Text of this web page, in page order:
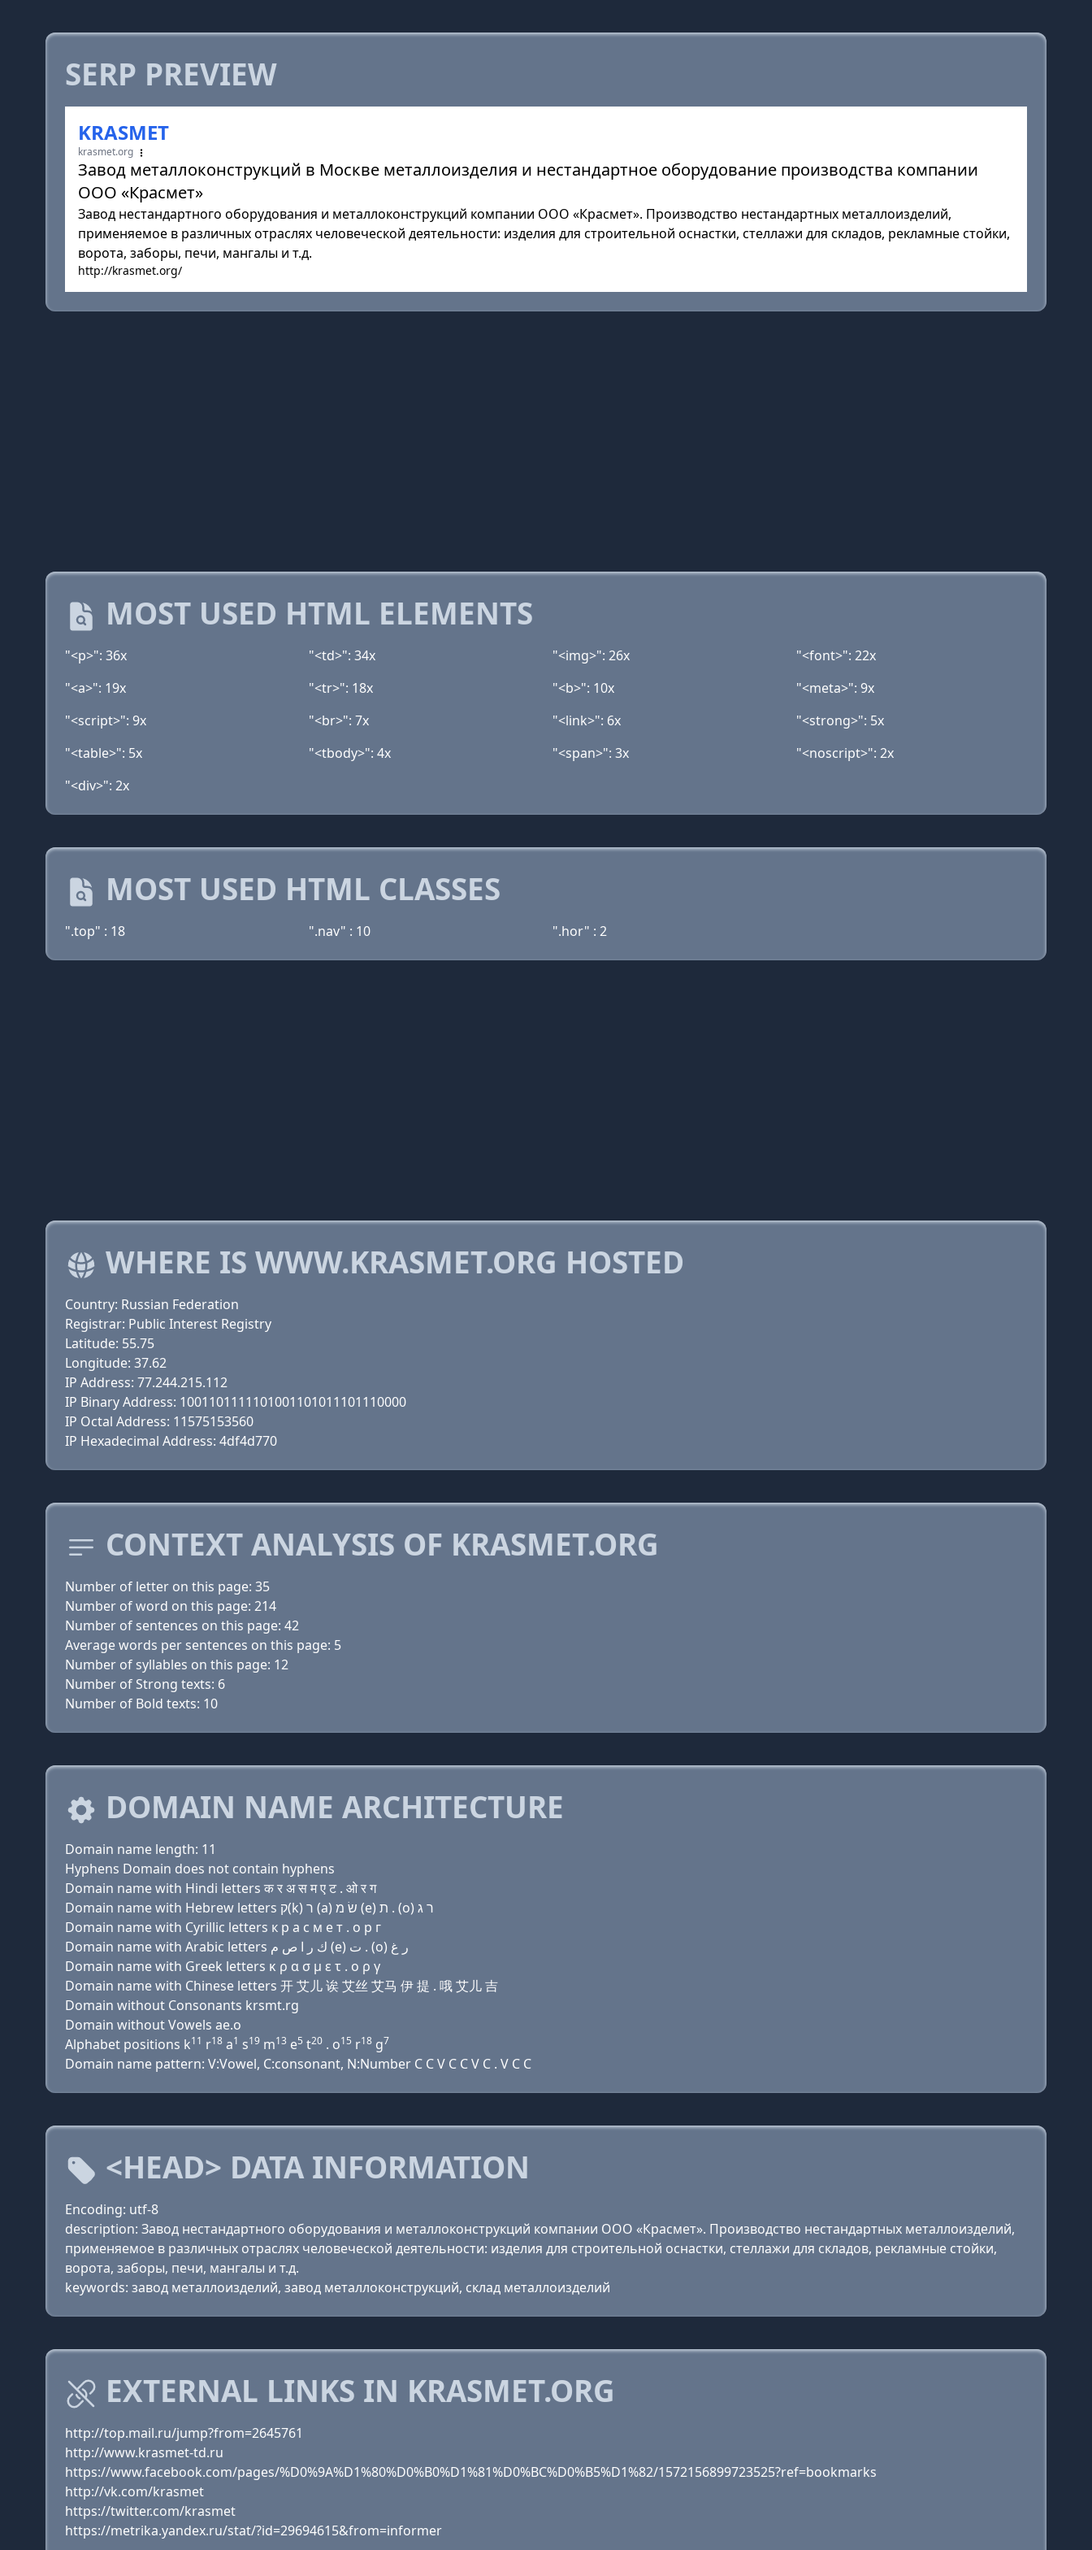
SERP PREVIEW
KRASMET
krasmet.org
Завод металлоконструкций в Москве металлоизделия и нестандартное оборудование производства компании
ООО «Красмет»
Завод нестандартного оборудования и металлоконструкций компании ООО «Красмет». Производство нестандартных металлоизделий,
применяемое в различных отраслях человеческой деятельности: изделия для строительной оснастки, стеллажи для складов, рекламные стойки,
ворота, заборы, печи, мангалы и т.д.
http://krasmet.org/
MOST USED HTML ELEMENTS
"<p>": 36x "<td>": 34x "<img>": 26x
"<font>": 22x
"<a>": 19x
"<tr>": 18x "<b>": 10x
"<meta>": 9x
"<script>": 9x
"<br>": 7x "<link>": 6x
"<strong>": 5x
"<table>": 5x
"<tbody>": 4x "<span>": 3x
"<noscript>": 2x
"<div>": 2x
MOST USED HTML CLASSES
".top" : 18 ".nav" : 10 ".hor" : 2
WHERE IS WWW.KRASMET.ORG HOSTED
Country: Russian Federation
Registrar: Public Interest Registry
Latitude: 55.75
Longitude: 37.62
IP Address: 77.244.215.112
IP Binary Address: 1001101111101001101011101110000
IP Octal Address: 11575153560
IP Hexadecimal Address: 4df4d770
CONTEXT ANALYSIS OF KRASMET.ORG
Number of letter on this page: 35
Number of word on this page: 214
Number of sentences on this page: 42
Average words per sentences on this page: 5
Number of syllables on this page: 12
Number of Strong texts: 6
Number of Bold texts: 10
DOMAIN NAME ARCHITECTURE
Domain name length: 11
Hyphens Domain does not contain hyphens
Domain name with Hindi letters क र अ स म ए ट . ओ र ग
Domain name with Hebrew letters ק(k) ר (a) שׂ מ (e) ת . (ο) ר ג
Domain name with Cyrillic letters к р a с м e т . о р г
Domain name with Arabic letters ﻙ ﺭ ﺍ ﺹ ﻡ (e) ﺕ . (o) ﺭ ﻍ
Domain name with Greek letters κ ρ α σ μ ε τ . ο ρ γ
Domain name with Chinese letters 开 艾儿 诶 艾丝 艾马 伊 提 . 哦 艾儿 吉
Domain without Consonants krsmt.rg
Domain without Vowels ae.o
Alphabet positions k11 r18 a1 s19 m13 e5 t20 . o15 r18 g7
Domain name pattern: V:Vowel, C:consonant, N:Number C C V C C V C . V C C
<HEAD> DATA INFORMATION
Encoding: utf-8
description: Завод нестандартного оборудования и металлоконструкций компании ООО «Красмет». Производство нестандартных металлоизделий,
применяемое в различных отраслях человеческой деятельности: изделия для строительной оснастки, стеллажи для складов, рекламные стойки,
ворота, заборы, печи, мангалы и т.д.
keywords: завод металлоизделий, завод металлоконструкций, склад металлоизделий
EXTERNAL LINKS IN KRASMET.ORG
http://top.mail.ru/jump?from=2645761
http://www.krasmet-td.ru
https://www.facebook.com/pages/%D0%9A%D1%80%D0%B0%D1%81%D0%BC%D0%B5%D1%82/1572156899723525?ref=bookmarks
http://vk.com/krasmet
https://twitter.com/krasmet
https://metrika.yandex.ru/stat/?id=29694615&from=informer